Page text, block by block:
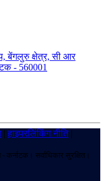
बेंगलुरु क्षेत्र, सी आर
- 560001
|हाइपरलिंकिंग नीति|
सर्वाधिकार सुरक्षित।